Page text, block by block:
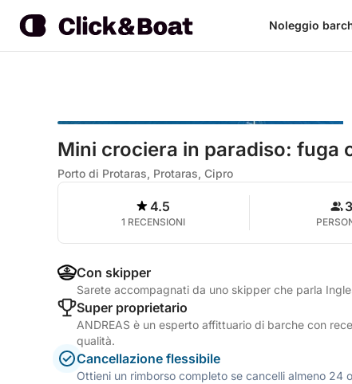
Noleggio
Mini crociera in paradiso: fuga
Porto di Protaras, Protaras, Cipro
4.5
1 RECENSIONI
Con skipper
Sarete accompagnati da uno skipper che parla
Super proprietario
ANDREAS è un esperto affittuario di barche con
qualità.
Cancellazione flessibile
Ottieni un rimborso completo se cancelli almeno 24